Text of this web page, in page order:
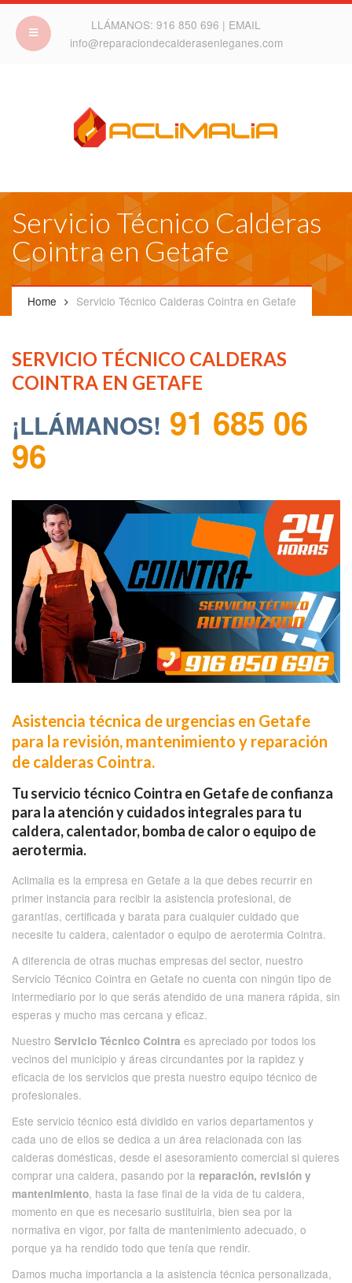
LLÁMANOS: 916 850 696 | EMAIL
info@reparaciondecalderasenleganes.com
Servicio Técnico Calderas
Cointra en Getafe
Home Servicio Técnico Calderas Cointra en Getafe
SERVICIO TÉCNICO CALDERAS
COINTRA EN GETAFE
¡LLÁMANOS! 91 685 06
96
Asistencia técnica de urgencias en Getafe
para la revisión, mantenimiento y reparación
de calderas Cointra.
Tu servicio técnico Cointra en Getafe de confianza
para la atención y cuidados integrales para tu
caldera, calentador, bomba de calor o equipo de
aerotermia.
Aclimalia es la empresa en Getafe a la que debes recurrir en
primer instancia para recibir la asistencia profesional, de
garantías, certificada y barata para cualquier cuidado que
necesite tu caldera, calentador o equipo de aerotermia Cointra.
A diferencia de otras muchas empresas del sector, nuestro
Servicio Técnico Cointra en Getafe no cuenta con ningún tipo de
intermediario por lo que serás atendido de una manera rápida, sin
esperas y mucho mas cercana y eficaz.
Nuestro Servicio Técnico Cointra es apreciado por todos los
vecinos del municipio y áreas circundantes por la rapidez y
eficacia de los servicios que presta nuestro equipo técnico de
profesionales.
Este servicio técnico está dividido en varios departamentos y
cada uno de ellos se dedica a un área relacionada con las
calderas domésticas, desde el asesoramiento comercial si quieres
comprar una caldera, pasando por la reparación, revisión y
mantenimiento, hasta la fase final de la vida de tu caldera,
momento en que es necesario sustituirla, bien sea por la
normativa en vigor, por falta de mantenimiento adecuado, o
porque ya ha rendido todo que tenía que rendir.
Damos mucha importancia a la asistencia técnica personalizada,